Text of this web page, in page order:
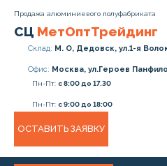
Продажа алюминиевого полуфабриката
СЦ МетОптТрейдинг
Склад: М. О, Дедовск, ул.1-я
Офис: Москва, ул.Героев
Пн-Пт: с 8:00 до 17.30
Пн-Пт: с 9:00 до 18:00
ОСТАВИТЬ ЗАЯВКУ